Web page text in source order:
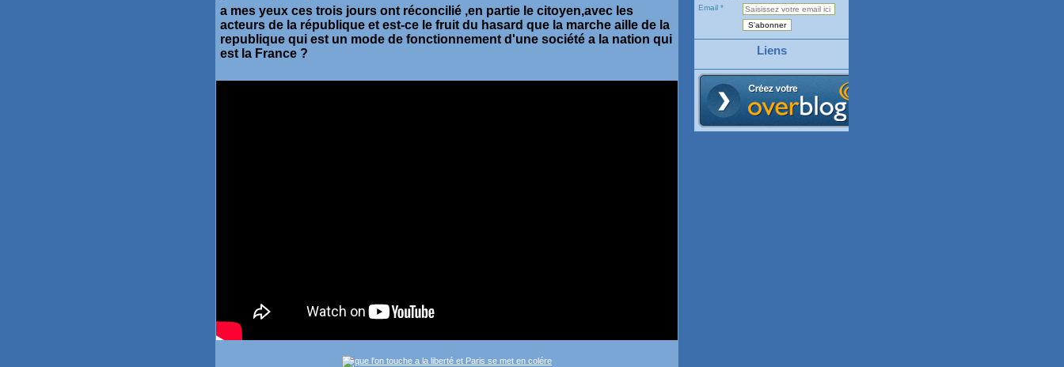
a mes yeux ces trois jours ont réconcilié ,en partie le citoyen,avec les
acteurs de la république et est-ce le fruit du hasard que la marche aille de la
republique qui est un mode de fonctionnement d'une société a la nation qui
est la France ?
Email
Liens